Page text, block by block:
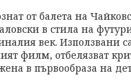
от балета на
в стила на
век. Използвани
филм, отбелязват
в първообраза на